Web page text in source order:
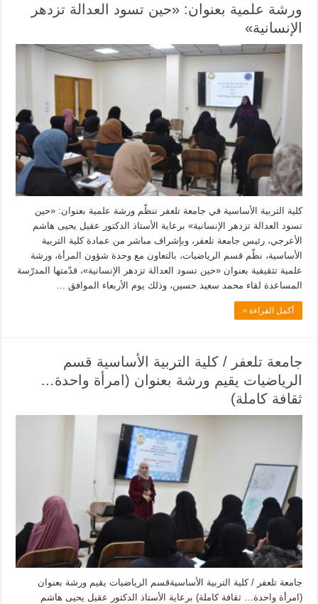
ورشة علمية بعنوان: «حين تسود العدالة تزدهر
الإنسانية»
كلية التربية الأساسية في جامعة تلعفر تنظّم ورشة علمية بعنوان: «حين
تسود العدالة تزدهر الإنسانية» برعاية الأستاذ الدكتور عقيل يحيى هاشم
الأعرجي، رئيس جامعة تلعفر، وبإشراف مباشر من عمادة كلية التربية
الأساسية، نظّم قسم الرياضيات، بالتعاون مع وحدة شؤون المرأة، ورشة
علمية تثقيفية بعنوان «حين تسود العدالة تزدهر الإنسانية»، قدّمتها المدرّسة
المساعدة لقاء محمد سعيد حسين، وذلك يوم الأربعاء الموافق …
أكمل القراءة »
جامعة تلعفر / كلية التربية الأساسية قسم
الرياضيات يقيم ورشة بعنوان (امرأة واحدة…
ثقافة كاملة)
جامعة تلعفر / كلية التربية الأساسيةقسم الرياضيات يقيم ورشة بعنوان
(امرأة واحدة… ثقافة كاملة) برعاية الأستاذ الدكتور عقيل يحيى هاشم